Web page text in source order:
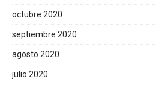
octubre 2020
septiembre 2020
agosto 2020
julio 2020